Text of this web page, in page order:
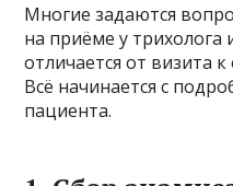
Многие задаются
на приёме у трихолога
отличается от визита
Всё начинается с
пациента.